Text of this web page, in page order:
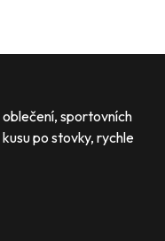
sportovních
po stovky, rychle